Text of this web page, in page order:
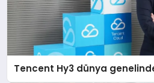
Tencent Hy3 dünya